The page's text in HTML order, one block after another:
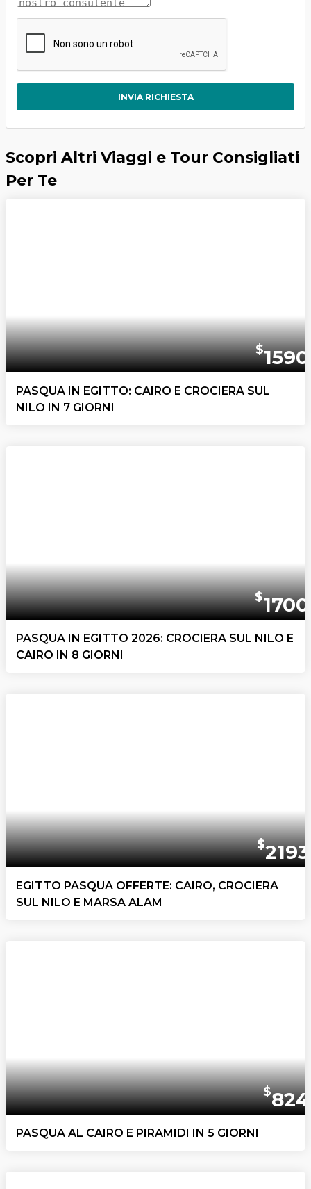
INVIA RICHIESTA
Scopri Altri Viaggi e Tour Consigliati
Per Te
$1590
PASQUA IN EGITTO: CAIRO E CROCIERA SUL
NILO IN 7 GIORNI
$1700
PASQUA IN EGITTO 2026: CROCIERA SUL NILO E
CAIRO IN 8 GIORNI
$2193
EGITTO PASQUA OFFERTE: CAIRO, CROCIERA
SUL NILO E MARSA ALAM
$824
PASQUA AL CAIRO E PIRAMIDI IN 5 GIORNI